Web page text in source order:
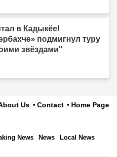
в Кадыкёе!
подмигнул туру
звёздами"
Us Contact Home Page
News News Local News